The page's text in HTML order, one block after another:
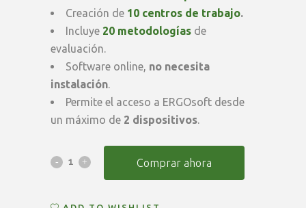
Creación de 10 centros de trabajo.
Incluye 20 metodologías de
evaluación.
Software online, no necesita
instalación.
Permite el acceso a ERGOsoft desde
un máximo de 2 dispositivos.
Suscripción Comprar ahora